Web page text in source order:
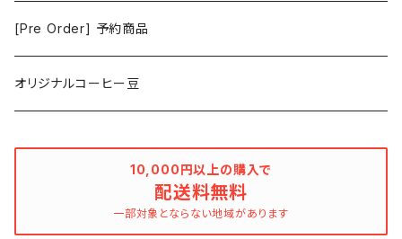
ゲーム
ミュージカル/音楽/ドキュメンタリー/コンピ
Hovvdy
Grouper
Bill Callahan
Phoebe Bridgers
[Pre Order] 予約商品
オリジナルコーヒー豆
10,000円以上の購入で
配送料無料
一部対象とならない地域があります